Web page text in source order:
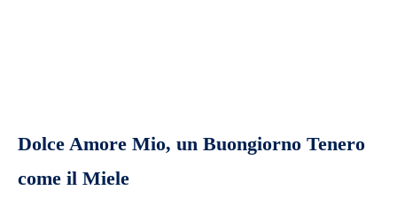
Dolce Amore Mio, un Buongiorno Tenero
come il Miele